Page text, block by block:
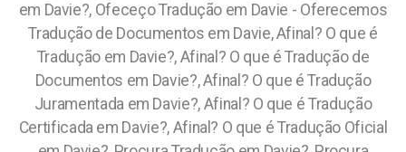
em Davie?, Ofeceço Tradução em Davie - Oferecemos
Tradução de Documentos em Davie, Afinal? O que é
Tradução em Davie?, Afinal? O que é Tradução de
Documentos em Davie?, Afinal? O que é Tradução
Juramentada em Davie?, Afinal? O que é Tradução
Certificada em Davie?, Afinal? O que é Tradução Oficial